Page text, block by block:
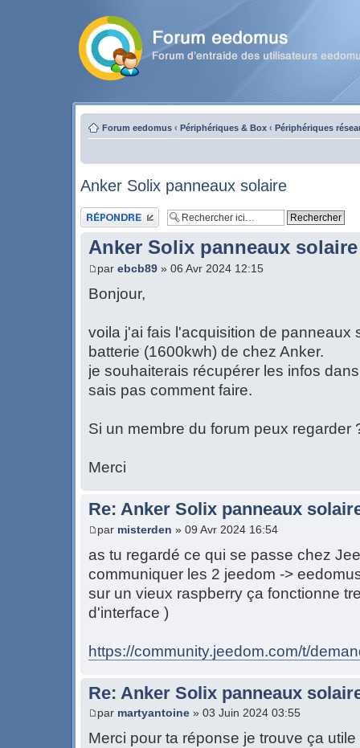
Forum eedomus ‹ Périphériques & Box ‹ Périphériques
Anker Solix panneaux solaire
Publier une réponse
Anker Solix panneaux solaire
par ebcb89 » 06 Avr 2024 12:15
Bonjour,
voila j'ai fais l'acquisition de panneaux
batterie (1600kwh) de chez Anker.
je souhaiterais récupérer les infos
sais pas comment faire.
Si un membre du forum peux regarder
Merci
Re: Anker Solix panneaux
par misterden » 09 Avr 2024 16:54
as tu regardé ce qui se passe chez
communiquer les 2 jeedom ->
sur un vieux raspberry ça fonctionne
d'interface )
https://community.jeedom.com/t/
Re: Anker Solix panneaux
par martyantoine » 03 Juin 2024 03:55
Merci pour ta réponse je trouve ça